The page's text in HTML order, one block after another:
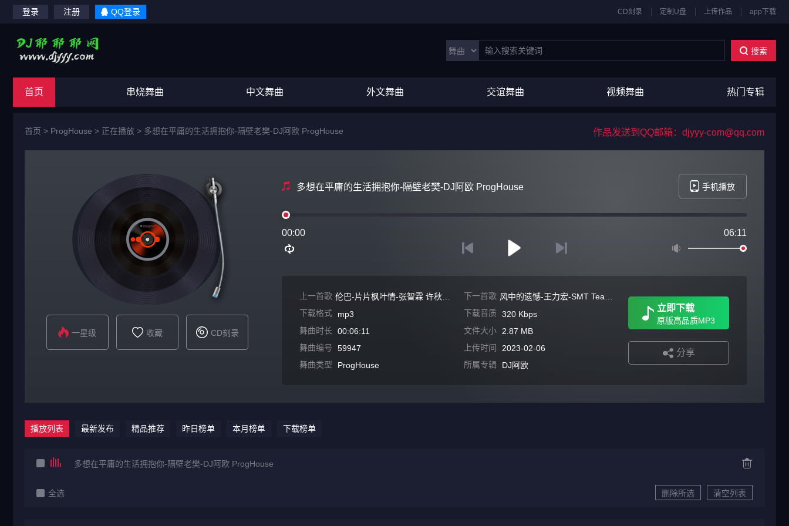
登录 注册 QQ登录 CD刻录 定制U盘 上传作品 app下载
搜索
首页 串烧舞曲 中文舞曲 外文舞曲 交谊舞曲 视频舞曲 热门专辑
首页 > ProgHouse > 正在播放 > 多想在平庸的生活拥抱你-隔壁老樊-DJ阿欧 ProgHouse 作品发送到QQ邮箱：djyyy-com@qq.com
一星级 收藏 CD刻录
多想在平庸的生活拥抱你-隔壁老樊-DJ阿欧 ProgHouse 手机播放
00:00 06:11
上一首歌 伦巴-片片枫叶情-张智霖 许秋怡-合唱-粤语 下一首歌
风中的遗憾-王力宏-SMT Team DJ罗马 ElectroBounce
下载格式
mp3 下载音质 320 Kbps
舞曲时长
00:06:11 文件大小
2.87 MB
舞曲编号
59947 上传时间
2023-02-06
舞曲类型
ProgHouse 所属专辑 DJ阿欧
立即下载
原版高品质MP3
分享
播放列表 最新发布 精品推荐 昨日榜单 本月榜单 下载榜单
多想在平庸的生活拥抱你-隔壁老樊-DJ阿欧 ProgHouse
全选 删除所选 清空列表